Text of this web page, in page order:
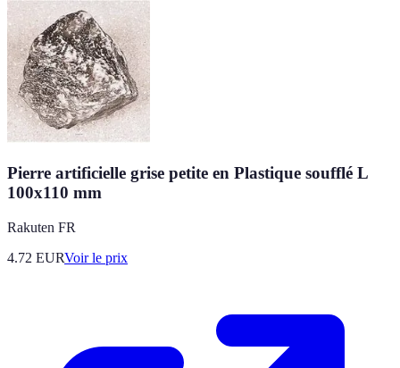
Pierre artificielle grise petite en Plastique soufflé L
100x110 mm
Rakuten FR
4.72 EURVoir le prix